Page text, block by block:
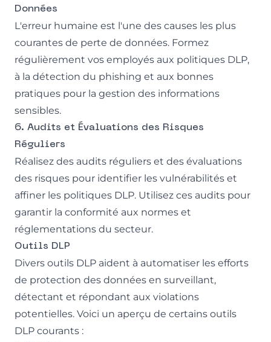
Données
L'erreur humaine est l'une des causes les plus
courantes de perte de données. Formez
régulièrement vos employés aux politiques DLP,
à la détection du phishing et aux bonnes
pratiques pour la gestion des informations
sensibles.
6. Audits et Évaluations des Risques
Réguliers
Réalisez des audits réguliers et des évaluations
des risques pour identifier les vulnérabilités et
affiner les politiques DLP. Utilisez ces audits pour
garantir la conformité aux normes et
réglementations du secteur.
Outils DLP
Divers outils DLP aident à automatiser les efforts
de protection des données en surveillant,
détectant et répondant aux violations
potentielles. Voici un aperçu de certains outils
DLP courants :